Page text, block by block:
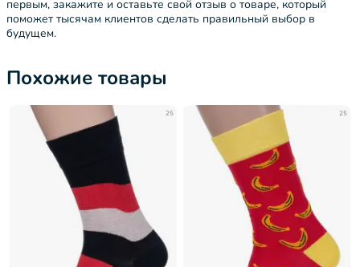
первым, закажите и оставьте свой отзыв о товаре, который
поможет тысячам клиентов сделать правильный выбор в
будущем.
Похожие товары
25 25